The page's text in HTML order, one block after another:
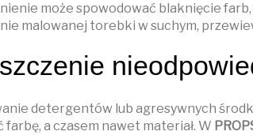
może spowodować blaknięcie
malowanej torebki w suchym,
detergentów lub agresywnych
a czasem nawet materiał. W